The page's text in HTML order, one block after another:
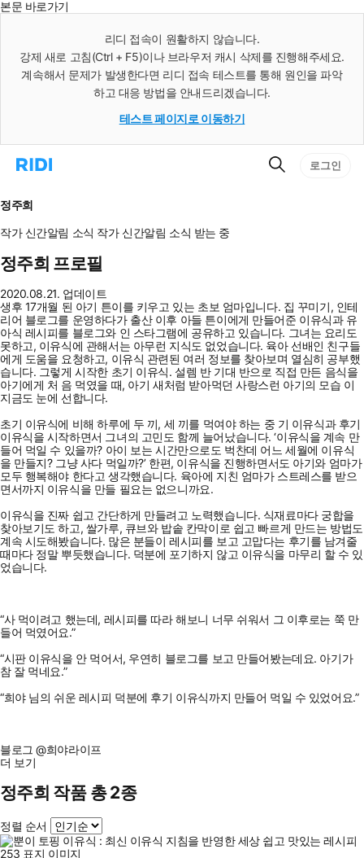
본문 바로가기
리디 접속이 원활하지 않습니다.
강제 새로 고침(Ctrl + F5)이나 브라우저 캐시 삭제를 진행해주세요.
계속해서 문제가 발생한다면 리디 접속 테스트를 통해 원인을 파악
하고 대응 방법을 안내드리겠습니다.
테스트 페이지로 이동하기
리
으
로
이
동
검
로그인
정주희
작가 신간알림 소식 작가 신간알림 소식 받는 중
정주희 프로필
2020.08.21. 업데이트
생후 17개월 된 아기 튼이를 키우고 있는 초보 엄마입니다. 집 꾸미기, 인테
리어 블로그를 운영하다가 출산 이후 아들 튼이에게 만들어준 이유식과 유
아식 레시피를 블로그와 인 스타그램에 공유하고 있습니다. 그녀는 요리도
못하고, 이유식에 관해서는 아무런 지식도 없었습니다. 육아 선배인 친구들
에게 도움을 요청하고, 이유식 관련된 여러 정보를 찾아보며 열심히 공부했
습니다. 그렇게 시작한 초기 이유식. 설렘 반 기대 반으로 직접 만든 음식을
아기에게 처 음 먹였을 때, 아기 새처럼 받아먹던 사랑스런 아기의 모습 이
지금도 눈에 선합니다.
초기 이유식에 비해 하루에 두 끼, 세 끼를 먹여야 하는 중 기 이유식과 후기
이유식을 시작하면서 그녀의 고민도 함께 늘어났습니다. ‘이유식을 계속 만
들어 먹일 수 있을까? 아이 보는 시간만으로도 벅찬데 어느 세월에 이유식
을 만들지? 그냥 사다 먹일까?’ 한편, 이유식을 진행하면서도 아기와 엄마가
모두 행복해야 한다고 생각했습니다. 육아에 지친 엄마가 스트레스를 받으
면서까지 이유식을 만들 필요는 없으니까요.
이유식을 진짜 쉽고 간단하게 만들려고 노력했습니다. 식재료마다 궁합을
찾아보기도 하고, 쌀가루, 큐브와 밥솥 칸막이로 쉽고 빠르게 만드는 방법도
계속 시도해봤습니다. 많은 분들이 레시피를 보고 고맙다는 후기를 남겨줄
때마다 정말 뿌듯했습니다. 덕분에 포기하지 않고 이유식을 마무리 할 수 있
었습니다.
“사 먹이려고 했는데, 레시피를 따라 해보니 너무 쉬워서 그 이후로는 쭉 만
들어 먹였어요.”
“시판 이유식을 안 먹어서, 우연히 블로그를 보고 만들어봤는데요. 아기가
참 잘 먹네요.”
“희야 님의 쉬운 레시피 덕분에 후기 이유식까지 만들어 먹일 수 있었어요.”
블로그 @희야라이프
더 보기
정주희 작품 총 2종
정렬 순서